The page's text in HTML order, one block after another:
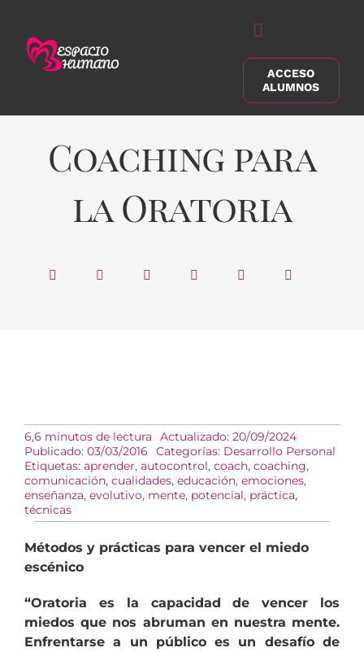
contenido
Alternar
navegación
Buscar:
ACCESO
ALUMNOS
Coaching para
la Oratoria
6,6 minutos de lectura
Actualizado: 20/09/2024
Publicado: 03/03/2016
Categorías: Desarrollo Personal
Etiquetas: aprender, autocontrol, coach, coaching,
comunicación, cualidades, educación, emociones,
enseñanza, evolutivo, mente, potencial, práctica,
técnicas
Métodos y prácticas para vencer el miedo
escénico
“Oratoria es la capacidad de vencer los
miedos que nos abruman en nuestra mente.
Enfrentarse a un público es un desafío de